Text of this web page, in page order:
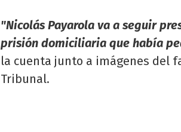
"Nicolás Payarola va a seguir
prisión domiciliaria que había
la cuenta junto a imágenes del
Tribunal.